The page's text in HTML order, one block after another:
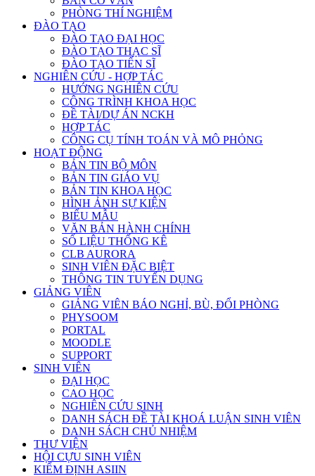
PHÒNG THÍ NGHIỆM
ĐÀO TẠO
ĐÀO TẠO ĐẠI HỌC
ĐÀO TẠO THẠC SĨ
ĐÀO TẠO TIẾN SĨ
NGHIÊN CỨU - HỢP TÁC
HƯỚNG NGHIÊN CỨU
CÔNG TRÌNH KHOA HỌC
ĐỀ TÀI/DỰ ÁN NCKH
HỢP TÁC
CÔNG CỤ TÍNH TOÁN VÀ MÔ PHỎNG
HOẠT ĐỘNG
BẢN TIN BỘ MÔN
BẢN TIN GIÁO VỤ
BẢN TIN KHOA HỌC
HÌNH ẢNH SỰ KIỆN
BIỂU MẪU
VĂN BẢN HÀNH CHÍNH
SỐ LIỆU THỐNG KÊ
CLB AURORA
SINH VIÊN ĐẶC BIỆT
THÔNG TIN TUYỂN DỤNG
GIẢNG VIÊN
GIẢNG VIÊN BÁO NGHỈ, BÙ, ĐỔI PHÒNG
PHYSOOM
PORTAL
MOODLE
SUPPORT
SINH VIÊN
ĐẠI HỌC
CAO HỌC
NGHIÊN CỨU SINH
DANH SÁCH ĐỀ TÀI KHOÁ LUẬN SINH VIÊN
DANH SÁCH CHỦ NHIỆM
THƯ VIỆN
HỘI CỰU SINH VIÊN
KIỂM ĐỊNH ASIIN